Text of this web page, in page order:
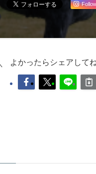
よかったらシェアしてね